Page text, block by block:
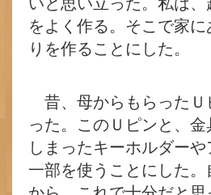
をよく作る。そこで家
りを作ることにした。
昔、母からもらったＵ
った。このＵピンと、
しまったキーホルダー
一部を使うことにした